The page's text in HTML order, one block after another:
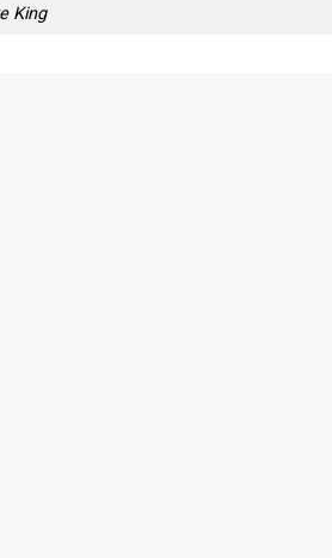
King